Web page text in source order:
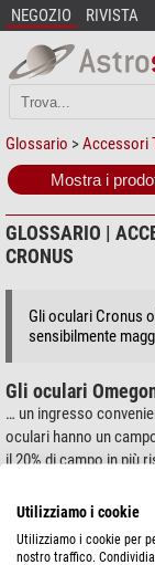
NEGOZIO RIVISTA
Glossario >Accessori
Mostra i
GLOSSARIO |
CRONUS
Gli oculari Cronus
sensibilmente
Gli oculari
… un ingresso
oculari hanno un
il 20% di campo in più
appartengono al
costosi di un
una visione
hanno un buon 20
Utilizziamo i cookie
Utilizziamo i cookie per
nostro traffico.